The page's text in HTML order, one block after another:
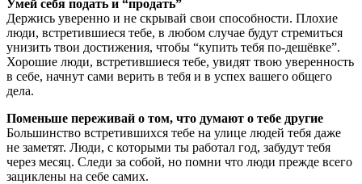
Умей себя подать и “продать”
Держись уверенно и не скрывай свои способности. Плохие
люди, встретившиеся тебе, в любом случае будут стремиться
унизить твои достижения, чтобы “купить тебя по-дешёвке”.
Хорошие люди, встретившиеся тебе, увидят твою уверенность
в себе, начнут сами верить в тебя и в успех вашего общего
дела.
Поменьше переживай о том, что думают о тебе другие
Большинство встретившихся тебе на улице людей тебя даже
не заметят. Люди, с которыми ты работал год, забудут тебя
через месяц. Следи за собой, но помни что люди прежде всего
зациклены на себе самих.